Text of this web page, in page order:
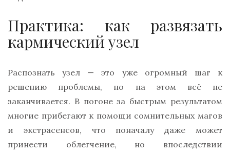
Практика: как развязать
кармический узел
Распознать узел — это уже огромный шаг к
решению проблемы, но на этом всё не
заканчивается. В погоне за быстрым результатом
многие прибегают к помощи сомнительных магов
и экстрасенсов, что поначалу даже может
принести облегчение, но впоследствии